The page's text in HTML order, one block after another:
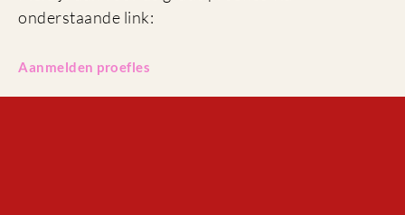
onderstaande link:
Aanmelden proefles